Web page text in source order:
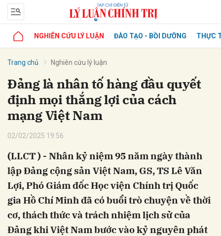
NGHIÊN CỨU LÝ LUẬN ĐÀO TẠO - BỒI DƯỠNG THỰC
Trang chủ Nghiên cứu lý luận
Đảng là nhân tố hàng đầu quyết
định mọi thắng lợi của cách
mạng Việt Nam
02/02/2025 19:56
(LLCT ) - Nhân kỷ niệm 95 năm ngày thành
lập Đảng cộng sản Việt Nam, GS, TS Lê Văn
Lợi, Phó Giám đốc Học viện Chính trị Quốc
gia Hồ Chí Minh đã có buổi trò chuyện về thời
cơ, thách thức và trách nhiệm lịch sử của
Đảng khi Việt Nam bước vào kỷ nguyên phát